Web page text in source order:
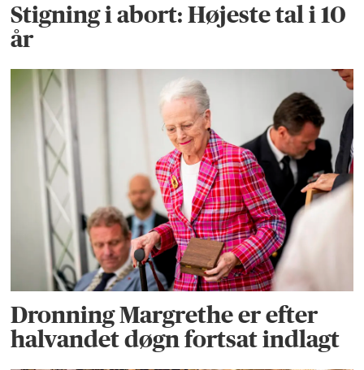
Stigning i abort: Højeste tal i 10
år
Dronning Margrethe er efter
halvandet døgn fortsat indlagt